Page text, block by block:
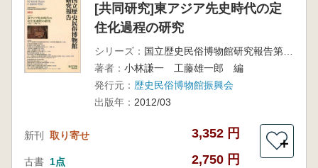
[共同研究]東アジア先史時代の定
住化過程の研究
シリーズ：
国立歴史民俗博物館研究報告第172集
著者： 小林謙一 工藤雄一郎 編
発行元： 歴史民俗博物館振興会
出版年： 2012/03
新刊 取り寄せ 3,352 円
古書 1点 2,750 円
＋